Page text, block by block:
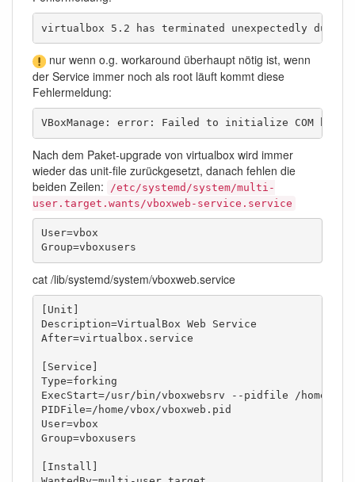
virtualbox 5.2 has terminated unexpectedly during
nur wenn o.g. workaround überhaupt nötig ist, wenn
der Service immer noch als root läuft kommt diese
Fehlermeldung:
VBoxManage: error: Failed to initialize COM
Nach dem Paket-upgrade von virtualbox wird immer
wieder das unit-file zurückgesetzt, danach fehlen die
beiden Zeilen:
/etc/systemd/system/multi-
user.target.wants/vboxweb-service.service
User=vbox
Group=vboxusers
cat /lib/systemd/system/vboxweb.service
[Unit]
Description=VirtualBox Web Service
After=virtualbox.service
[Service]
Type=forking
ExecStart=/usr/bin/vboxwebsrv --pidfile /home/
PIDFile=/home/vbox/vboxweb.pid
User=vbox
Group=vboxusers
[Install]